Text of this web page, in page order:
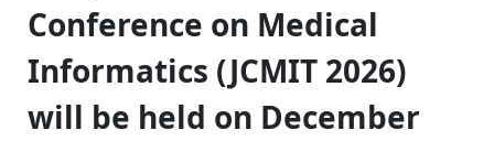
Conference on Medical
Informatics (JCMIT 2026)
will be held on December